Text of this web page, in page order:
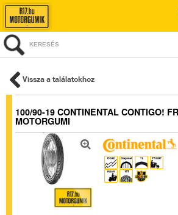
KERESÉS
Vissza a találatokhoz
100/90-19 CONTINENTAL CONTIGO!
MOTORGUMI